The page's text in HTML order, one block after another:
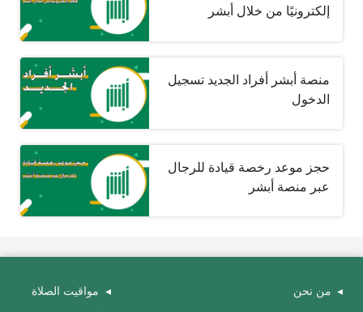
إلكترونيًا من خلال أبشر
منصة أبشر أفراد الجديد تسجيل
الدخول
حجز موعد رخصة قيادة للرجال
عبر منصة أبشر
من نحن مواقيت الصلاة